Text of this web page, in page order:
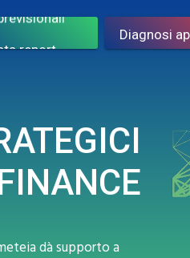
Diagnosi
dà supporto a